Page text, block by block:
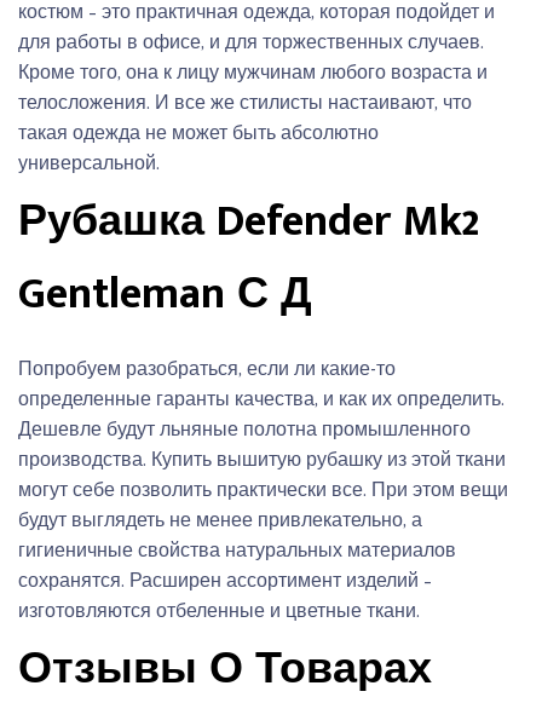
костюм – это практичная одежда, которая подойдет и
для работы в офисе, и для торжественных случаев.
Кроме того, она к лицу мужчинам любого возраста и
телосложения. И все же стилисты настаивают, что
такая одежда не может быть абсолютно
универсальной.
Рубашка Defender Mk2
Gentleman С Д
Попробуем разобраться, если ли какие-то
определенные гаранты качества, и как их определить.
Дешевле будут льняные полотна промышленного
производства. Купить вышитую рубашку из этой ткани
могут себе позволить практически все. При этом вещи
будут выглядеть не менее привлекательно, а
гигиеничные свойства натуральных материалов
сохранятся. Расширен ассортимент изделий –
изготовляются отбеленные и цветные ткани.
Отзывы О Товарах